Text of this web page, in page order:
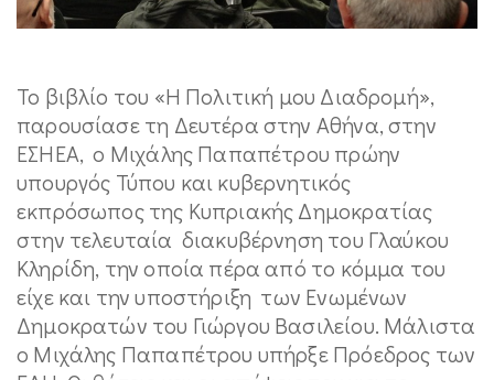
Το βιβλίο του «Η Πολιτική μου Διαδρομή»,
παρουσίασε τη Δευτέρα στην Αθήνα, στην
ΕΣΗΕΑ, ο Μιχάλης Παπαπέτρου πρώην
υπουργός Τύπου και κυβερνητικός
εκπρόσωπος της Κυπριακής Δημοκρατίας
στην τελευταία διακυβέρνηση του Γλαύκου
Κληρίδη, την οποία πέρα από το κόμμα του
είχε και την υποστήριξη των Ενωμένων
Δημοκρατών του Γιώργου Βασιλείου. Μάλιστα
ο Μιχάλης Παπαπέτρου υπήρξε Πρόεδρος των